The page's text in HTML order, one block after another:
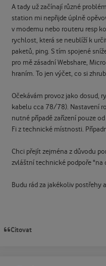
A tady už začínají různé
station mi nepřijde úplně
v modemu nebo routeru resp
rychlost, která se neublíží k
paketů, ping. S tím spojené
pro mě zásadní Webshare,
hraním. To jen výčet, co si
Očekávám provoz jako dosud,
kabelu cca 78/78). Nastavení
nutné případě zařízení pouze
Fi z technické místnosti.
Chci přejít zejména z důvodu
zvláštní technické podpoře "na
Budu rád za jakékoliv postřehy
Citovat